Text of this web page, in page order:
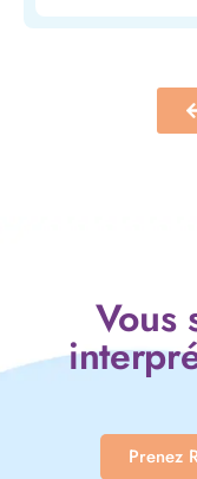
Vous
Prenez